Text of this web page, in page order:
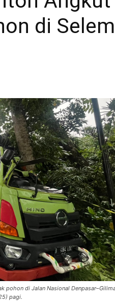
di
pohon di Jalan Nasional
pagi.